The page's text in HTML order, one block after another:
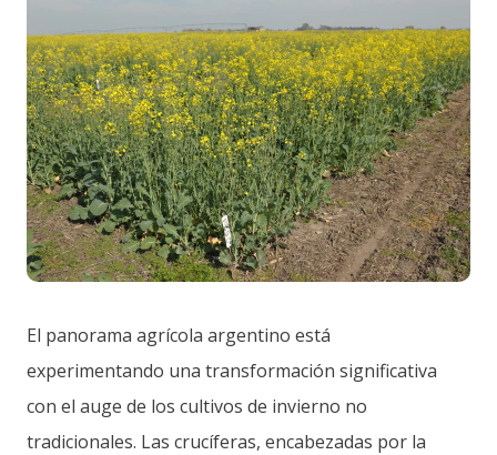
El panorama agrícola argentino está
experimentando una transformación significativa
con el auge de los cultivos de invierno no
tradicionales. Las crucíferas, encabezadas por la